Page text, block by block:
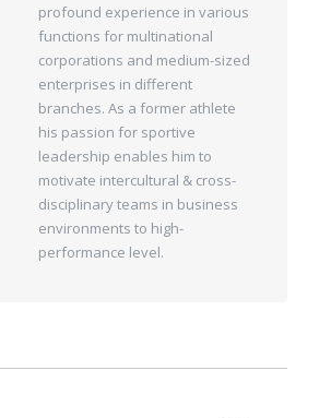
profound experience in various
functions for multinational
corporations and medium-sized
enterprises in different
branches. As a former athlete
his passion for sportive
leadership enables him to
motivate intercultural & cross-
disciplinary teams in business
environments to high-
performance level.